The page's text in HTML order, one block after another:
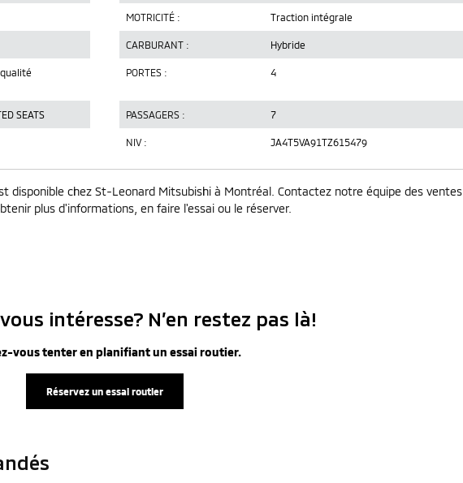
MOTRICITÉ : Traction intégrale
CARBURANT : Hybride
PORTES : 4
SEATS PASSAGERS : 7
NIV : JA4T5VA91TZ615479
disponible chez St-Leonard Mitsubishi à Montréal. Contactez notre équipe des ventes
plus d'informations, en faire l'essai ou le réserver.
intéresse? N’en restez pas là!
vous tenter en planifiant un essai routier.
Réservez un essai routier